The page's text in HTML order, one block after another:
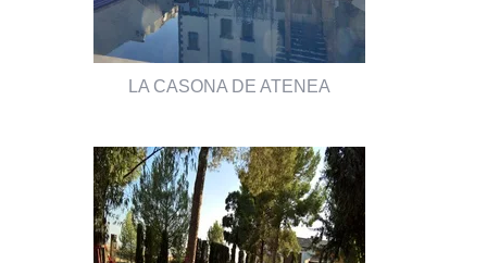
LA CASONA DE ATENEA